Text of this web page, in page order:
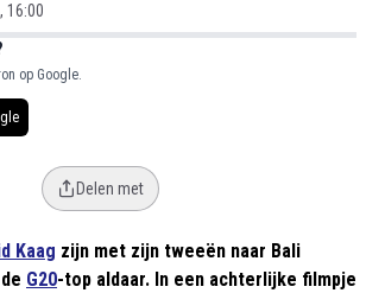
16:00
op Google.
Delen met
Kaag zijn met zijn tweeën naar Bali
G20-top aldaar. In een achterlijke filmpje